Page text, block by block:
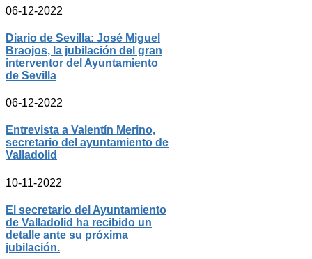
06-12-2022
Diario de Sevilla: José Miguel
Braojos, la jubilación del gran
interventor del Ayuntamiento
de Sevilla
06-12-2022
Entrevista a Valentín Merino,
secretario del ayuntamiento de
Valladolid
10-11-2022
El secretario del Ayuntamiento
de Valladolid ha recibido un
detalle ante su próxima
jubilación.